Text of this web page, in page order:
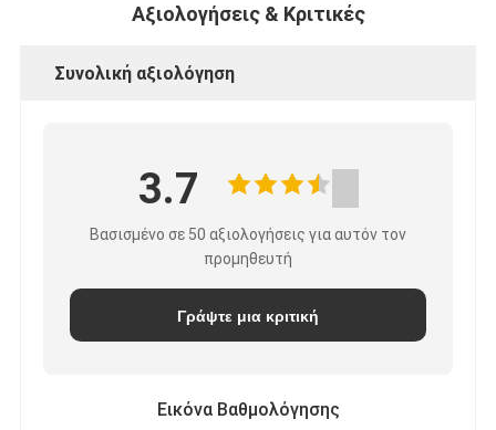
Αξιολογήσεις & Κριτικές
Συνολική αξιολόγηση
3.7
Βασισμένο σε 50 αξιολογήσεις για αυτόν τον
προμηθευτή
Γράψτε μια κριτική
Εικόνα Βαθμολόγησης